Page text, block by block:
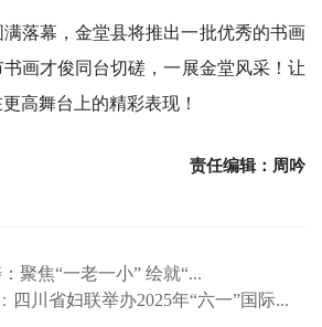
落幕，金堂县将推出一批优秀的书画
画才俊同台切磋，一展金堂风采！让
高舞台上的精彩表现！
责任编辑：周吟
聚焦“一老一小” 绘就“...
四川省妇联举办2025年“六一”国际...